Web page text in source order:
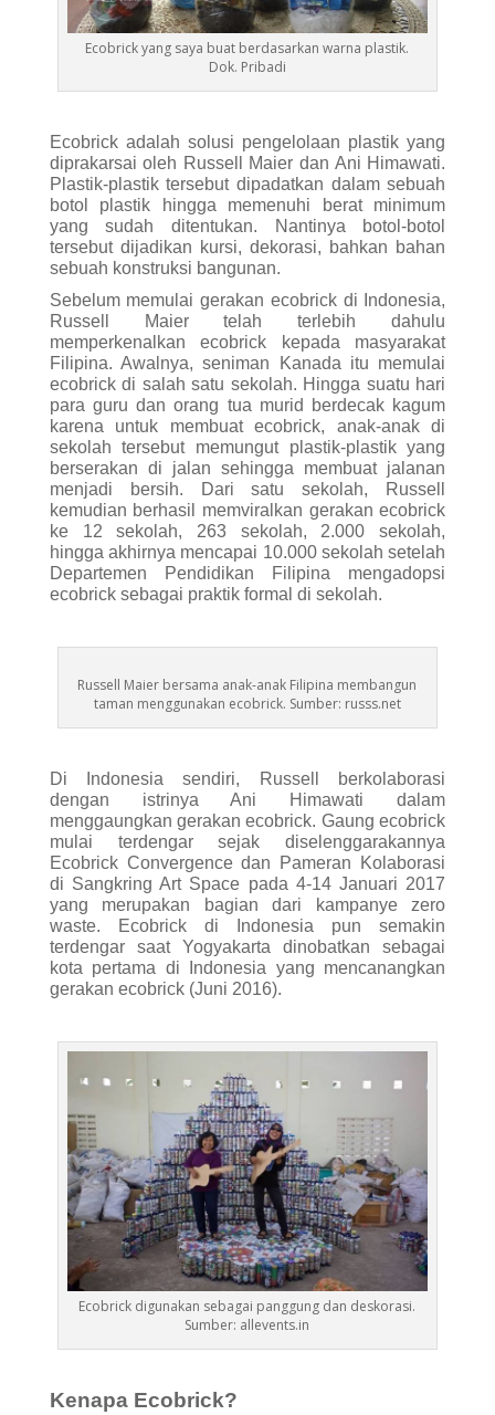
Ecobrick yang saya buat berdasarkan warna plastik.
Dok. Pribadi
Ecobrick adalah solusi pengelolaan plastik yang
diprakarsai oleh Russell Maier dan Ani Himawati.
Plastik-plastik tersebut dipadatkan dalam sebuah
botol plastik hingga memenuhi berat minimum
yang sudah ditentukan. Nantinya botol-botol
tersebut dijadikan kursi, dekorasi, bahkan bahan
sebuah konstruksi bangunan.
Sebelum memulai gerakan ecobrick di Indonesia,
Russell Maier telah terlebih dahulu
memperkenalkan ecobrick kepada masyarakat
Filipina. Awalnya, seniman Kanada itu memulai
ecobrick di salah satu sekolah. Hingga suatu hari
para guru dan orang tua murid berdecak kagum
karena untuk membuat ecobrick, anak-anak di
sekolah tersebut memungut plastik-plastik yang
berserakan di jalan sehingga membuat jalanan
menjadi bersih. Dari satu sekolah, Russell
kemudian berhasil memviralkan gerakan ecobrick
ke 12 sekolah, 263 sekolah, 2.000 sekolah,
hingga akhirnya mencapai 10.000 sekolah setelah
Departemen Pendidikan Filipina mengadopsi
ecobrick sebagai praktik formal di sekolah.
Russell Maier bersama anak-anak Filipina membangun
taman menggunakan ecobrick. Sumber: russs.net
Di Indonesia sendiri, Russell berkolaborasi
dengan istrinya Ani Himawati dalam
menggaungkan gerakan ecobrick. Gaung ecobrick
mulai terdengar sejak diselenggarakannya
Ecobrick Convergence dan Pameran Kolaborasi
di Sangkring Art Space pada 4-14 Januari 2017
yang merupakan bagian dari kampanye zero
waste. Ecobrick di Indonesia pun semakin
terdengar saat Yogyakarta dinobatkan sebagai
kota pertama di Indonesia yang mencanangkan
gerakan ecobrick (Juni 2016).
Ecobrick digunakan sebagai panggung dan deskorasi.
Sumber: allevents.in
Kenapa Ecobrick?